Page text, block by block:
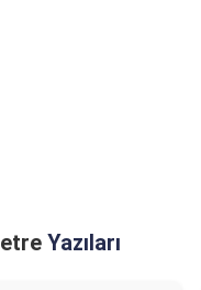
Yazıları